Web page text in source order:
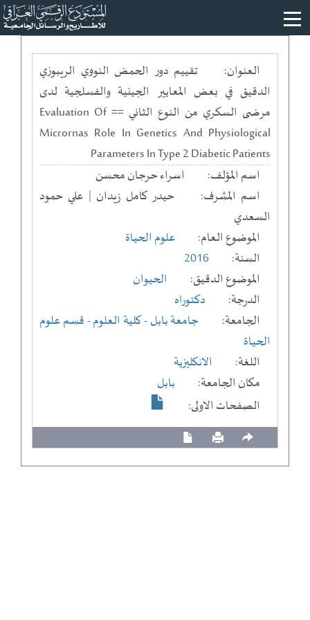
العنوان:
تقييم دور الحمض النووي الريبوزي
الدقيق في بعض المعايير الجينية والفسلجية لدى
مرضى السكري من النوع الثاني == Evaluation Of
Micrornas Role In Genetics And Physiological
Parameters In Type 2 Diabetic Patients
اسم المؤلف:
اسراء حرجان محسن
اسم المشرف:
حيدر كامل زيدان | علي حمود
السعدي
الموضوع العام:
علوم الحياة
السنة:
2016
الموضوع الدقيق:
الحيوان
الدرجة:
دكتوراه
الجامعة:
جامعة بابل- كلية العلوم- قسم علوم
الحياة
اللغة:
الانكليزية
مكان الجامعة:
بابل
الصفحات الاولى: